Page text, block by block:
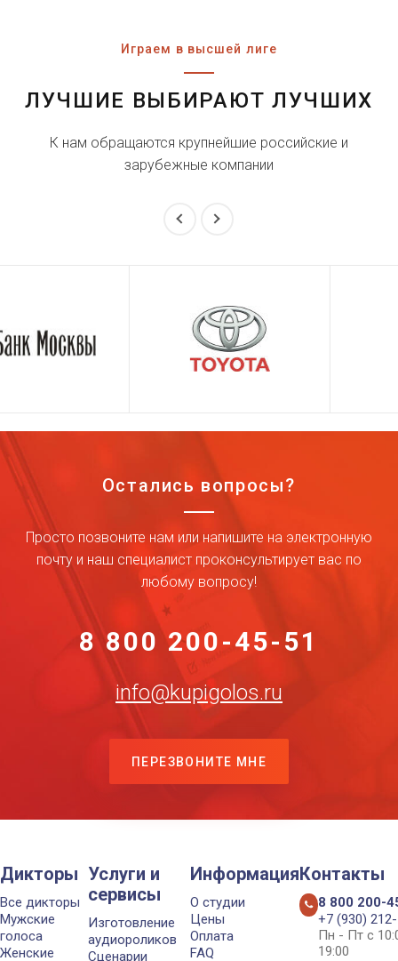
Играем в высшей лиге
ЛУЧШИЕ ВЫБИРАЮТ ЛУЧШИХ
К нам обращаются крупнейшие российские и
зарубежные компании
Остались вопросы?
Просто позвоните нам или напишите на электронную
почту и наш специалист проконсультирует вас по
любому вопросу!
8 800 200-45-51
info@kupigolos.ru
ПЕРЕЗВОНИТЕ МНЕ
Дикторы
Все дикторы
Мужские
голоса
Женские
Услуги и
сервисы
Изготовление
аудиороликов
Сценарии
Информация
О студии
Цены
Оплата
FAQ
Контакты
8 800 200-
+7 (930)
Пн - Пт с
19:00